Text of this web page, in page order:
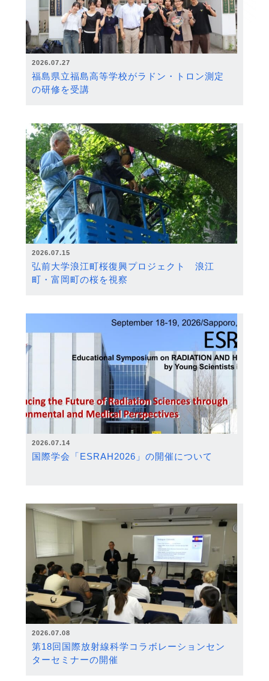
2026.07.27
福島県立福島高等学校がラドン・トロン測定
の研修を受講
2026.07.15
弘前大学浪江町桜復興プロジェクト 浪江
町・富岡町の桜を視察
2026.07.14
国際学会「ESRAH2026」の開催について
2026.07.08
第18回国際放射線科学コラボレーションセン
ターセミナーの開催